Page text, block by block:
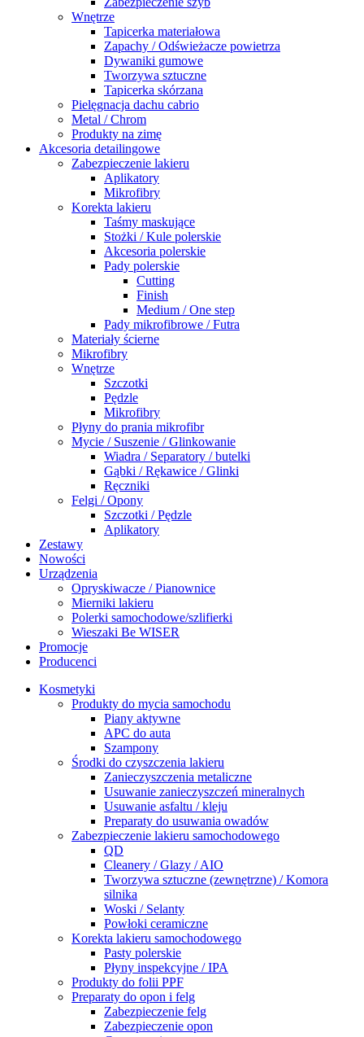
Wnętrze
Tapicerka materiałowa
Zapachy / Odświeżacze powietrza
Dywaniki gumowe
Tworzywa sztuczne
Tapicerka skórzana
Pielęgnacja dachu cabrio
Metal / Chrom
Produkty na zimę
Akcesoria detailingowe
Zabezpieczenie lakieru
Aplikatory
Mikrofibry
Korekta lakieru
Taśmy maskujące
Stożki / Kule polerskie
Akcesoria polerskie
Pady polerskie
Cutting
Finish
Medium / One step
Pady mikrofibrowe / Futra
Materiały ścierne
Mikrofibry
Wnętrze
Szczotki
Pędzle
Mikrofibry
Płyny do prania mikrofibr
Mycie / Suszenie / Glinkowanie
Wiadra / Separatory / butelki
Gąbki / Rękawice / Glinki
Ręczniki
Felgi / Opony
Szczotki / Pędzle
Aplikatory
Zestawy
Nowości
Urządzenia
Opryskiwacze / Pianownice
Mierniki lakieru
Polerki samochodowe/szlifierki
Wieszaki Be WISER
Promocje
Producenci
Kosmetyki
Produkty do mycia samochodu
Piany aktywne
APC do auta
Szampony
Środki do czyszczenia lakieru
Zanieczyszczenia metaliczne
Usuwanie zanieczyszczeń mineralnych
Usuwanie asfaltu / kleju
Preparaty do usuwania owadów
Zabezpieczenie lakieru samochodowego
QD
Cleanery / Glazy / AIO
Tworzywa sztuczne (zewnętrzne) / Komora
silnika
Woski / Selanty
Powłoki ceramiczne
Korekta lakieru samochodowego
Pasty polerskie
Płyny inspekcyjne / IPA
Produkty do folii PPF
Preparaty do opon i felg
Zabezpieczenie felg
Zabezpieczenie opon